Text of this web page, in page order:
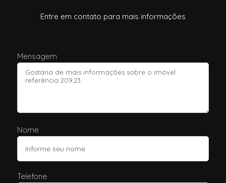
Entre em contato para mais informações
Mensagem
Nome
Telefone